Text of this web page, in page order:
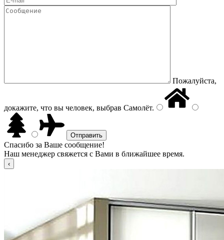
Пожалуйста,
докажите, что вы человек, выбрав Самолёт.
Спасибо за Ваше сообщение!
Наш менеджер свяжется с Вами в ближайшее время.